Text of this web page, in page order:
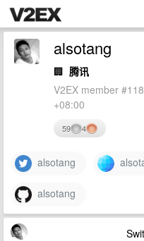
alsotang
🏢 腾讯
V2EX member
+08:00
59 4
alsotang
alsotang